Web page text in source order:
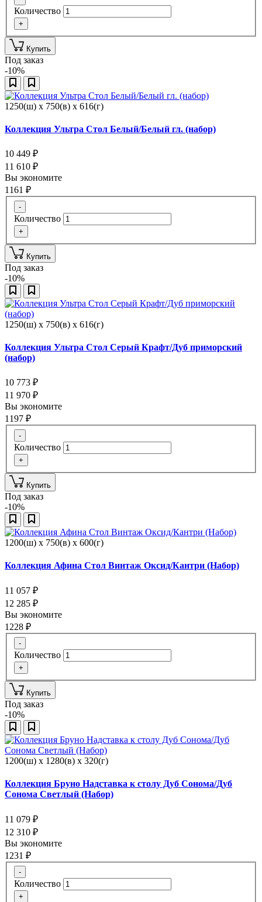
Количество
+
Купить
Под заказ
-10%
1250(ш) x 750(в) x 616(г)
Коллекция Ультра Стол Белый/Белый гл. (набор)
10 449 ₽
11 610 ₽
Вы экономите
1161 ₽
-
Количество
+
Купить
Под заказ
-10%
1250(ш) x 750(в) x 616(г)
Коллекция Ультра Стол Серый Крафт/Дуб приморский
(набор)
10 773 ₽
11 970 ₽
Вы экономите
1197 ₽
-
Количество
+
Купить
Под заказ
-10%
1200(ш) x 750(в) x 600(г)
Коллекция Афина Стол Винтаж Оксид/Кантри (Набор)
11 057 ₽
12 285 ₽
Вы экономите
1228 ₽
-
Количество
+
Купить
Под заказ
-10%
1200(ш) x 1280(в) x 320(г)
Коллекция Бруно Надставка к столу Дуб Сонома/Дуб
Сонома Светлый (Набор)
11 079 ₽
12 310 ₽
Вы экономите
1231 ₽
-
Количество
+